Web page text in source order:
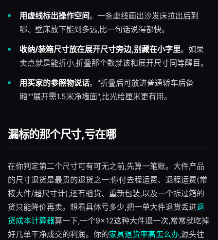
用虚线标出操作空间。一条虚线画出沙发床拉出后到
哪、壁床放下能到多远,比一句话说得都快。
收纳/装箱尺寸放在展开尺寸旁边,别藏在小字里。如果
卖点就是能折小,折叠那个数就该和展开尺寸同等醒目。
用买家的参照物说话。"折叠后可放进普通轿车后备
厢""展开需1.5米净墙面",比光给厘米更有用。
漏标的那个尺寸,亏在哪
在你判定第二个尺寸可有可无之前,先算一笔账。大件产品
的尺寸退货是最贵的退货之一:你付去程运费、退程运费(常
按大件/超尺寸计),还有验货、重新包装,以及一个拆过箱的
货只能降价再卖。想看具体亏多少,把一单大件退货丢进退
货成本计算器算一下,一个9×12这种大件退一次,常常就吃掉
好几单干净成交的利润。你的家具退货率高怎么办,源头往